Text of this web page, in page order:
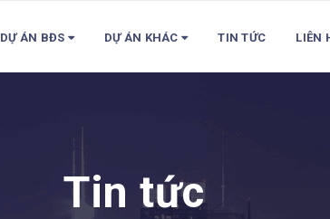
DỰ ÁN BĐS DỰ ÁN KHÁC TIN TỨC LIÊN
Tin tức